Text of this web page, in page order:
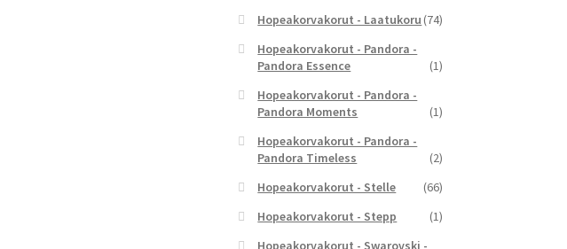
Hopeakorvakorut - Laatukoru (74)
Hopeakorvakorut - Pandora -
Pandora Essence
(1)
Hopeakorvakorut - Pandora -
Pandora Moments
(1)
Hopeakorvakorut - Pandora -
Pandora Timeless
(2)
Hopeakorvakorut - Stelle
(66)
Hopeakorvakorut - Stepp
(1)
Hopeakorvakorut - Swarovski -